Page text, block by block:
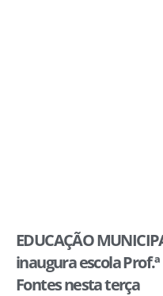
EDUCAÇÃO
inaugura escola
Fontes nesta terça